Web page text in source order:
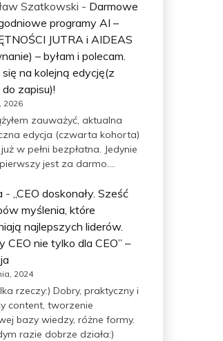
Szatkowski - Darmowe
programy AI –
JUTRA i AIDEAS
– byłam i polecam.
na kolejną edycję(z
zapisu)!
2026
zauważyć, aktualna
edycja (czwarta kohorta)
w pełni bezpłatna. Jedynie
jest za darmo.…
- „CEO doskonały. Sześć
myślenia, które
najlepszych liderów.
CEO nie tylko dla CEO” –
2024
rzeczy:) Dobry, praktyczny i
content, tworzenie
bazy wiedzy, różne formy.
razie dobrze działa:)